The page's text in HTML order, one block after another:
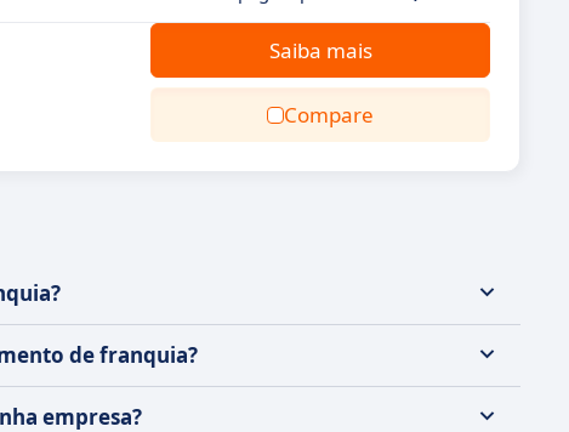
Saiba mais
Compare
de franquia?
empresa?